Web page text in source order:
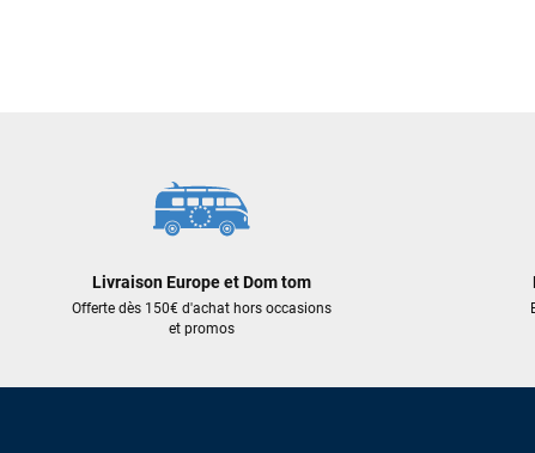
Livraison Europe et Dom tom
Offerte dès 150€ d'achat hors occasions
et promos